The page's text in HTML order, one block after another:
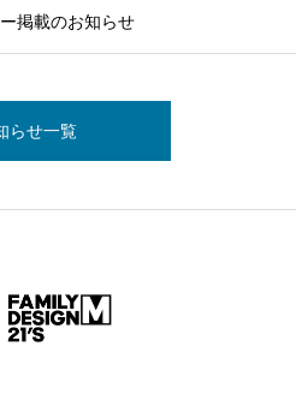
掲載のお知らせ
らせ一覧